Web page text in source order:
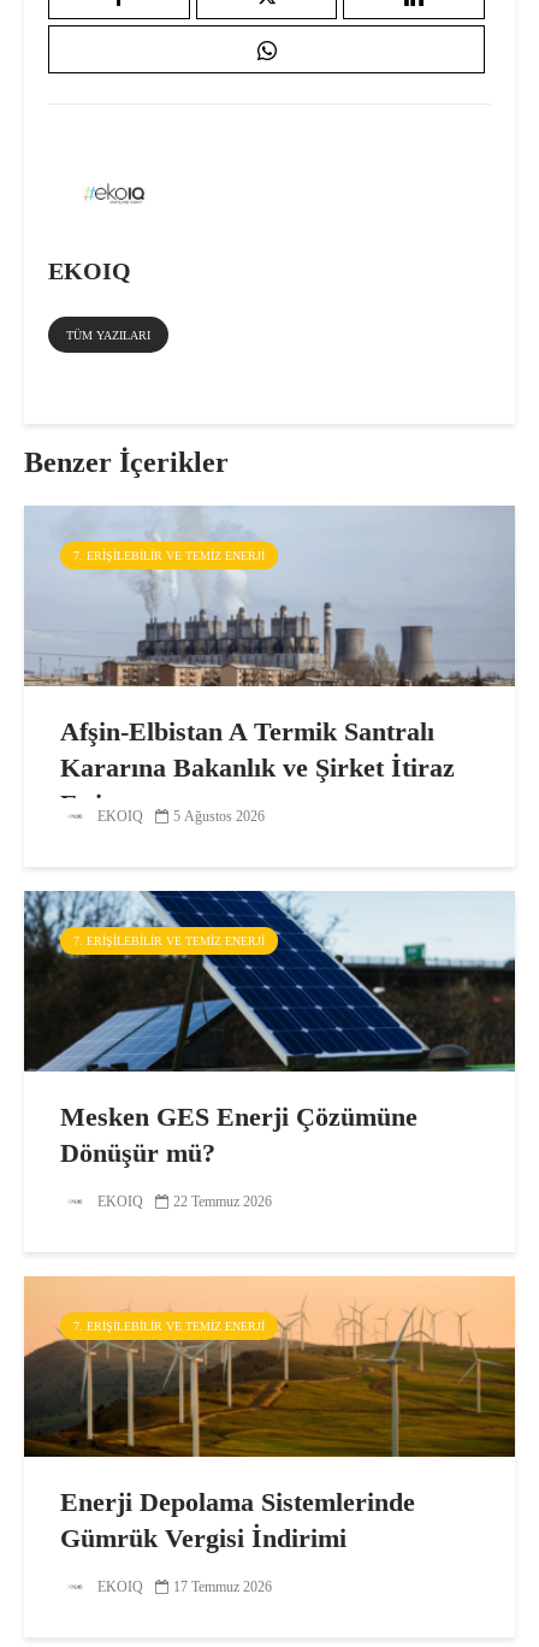
EKOIQ
TÜM YAZILARI
Benzer İçerikler
7. ERIŞILEBILIR VE TEMIZ ENERJI
Afşin-Elbistan A Termik Santralı
Kararına Bakanlık ve Şirket İtiraz
EttiEKOIQ 5 Ağustos 2026
7. ERIŞILEBILIR VE TEMIZ ENERJI
Mesken GES Enerji Çözümüne
Dönüşür mü?
EKOIQ 22 Temmuz 2026
7. ERIŞILEBILIR VE TEMIZ ENERJI
Enerji Depolama Sistemlerinde
Gümrük Vergisi İndirimi
EKOIQ 17 Temmuz 2026